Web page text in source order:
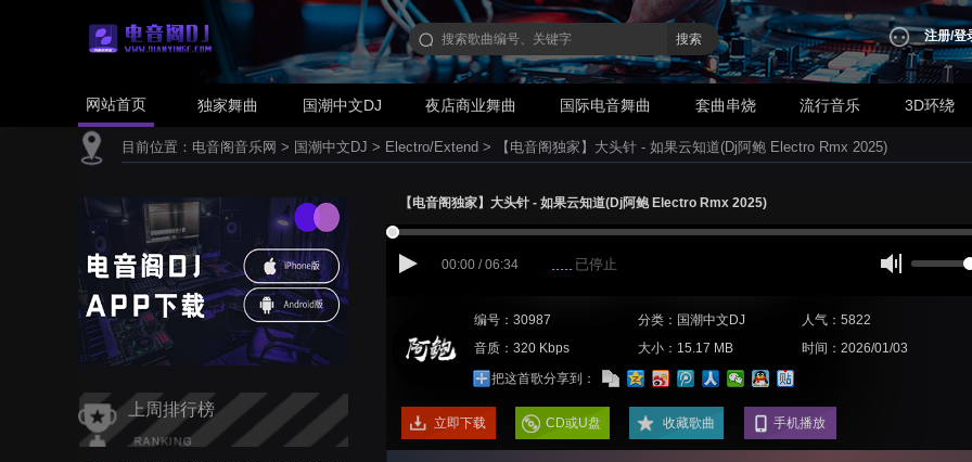
搜索 注册/登
网站首页 独家舞曲 国潮中文DJ 夜店商业舞曲 国际电音舞曲 套曲串烧 流行音乐 3D环绕
目前位置： 电音阁音乐网 > 国潮中文DJ > Electro/Extend > 【电音阁独家】大头针 - 如果云知道(Dj阿鲍 Electro Rmx 2025)
上周排行榜
【电音阁独家】大头针 - 如果云知道(Dj阿鲍 Electro Rmx 2025)
00:00 / 06:34 已停止
编号：30987 分类：国潮中文DJ
人气：5822
音质：320 Kbps
大小：15.17 MB
时间：2026/01/03
把这首歌分享到：
立即下载 CD或U盘 收藏歌曲 手机播放